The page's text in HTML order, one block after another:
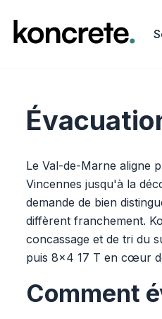
Le Val-de-Marne aligne
Vincennes jusqu'à la
demande de bien
diffèrent franchement.
concassage et de tri du
puis 8x4 17 T en cœur
Comment